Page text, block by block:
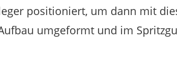
positioniert, um dann mit
umgeformt und im